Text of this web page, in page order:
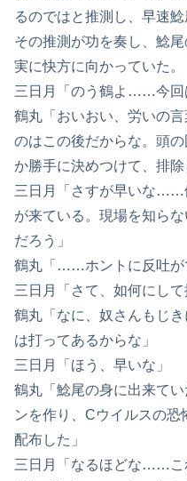
るのではと推測し、早速鯰
その推測が功を奏し、鯰
実に快方に向かっていた。
三日月「のう鶴よ……今回
鶴丸「おいおい、労いの
のはこの後だからな。頭
か勝手に決めつけて、排除
三日月「さすが早いな……
が来ている。現場を知ら
だろう」
鶴丸「……ホントに反吐が
三日月「さて、如何にして
鶴丸「なに、奴さんもじ
は打ってあるからな」
三日月「ほう、早いな」
鶴丸「鯰尾の身に出来て
ンを作り、Cウイルスの恐
配布した」
三日月「なるほどな……こ